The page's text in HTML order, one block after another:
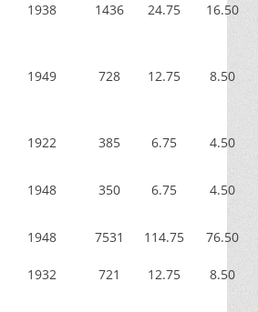
1938 1436 24.75 16.50
1949 728 12.75 8.50
1922 385 6.75 4.50
1948 350 6.75 4.50
1948 7531 114.75 76.50
1932 721 12.75 8.50